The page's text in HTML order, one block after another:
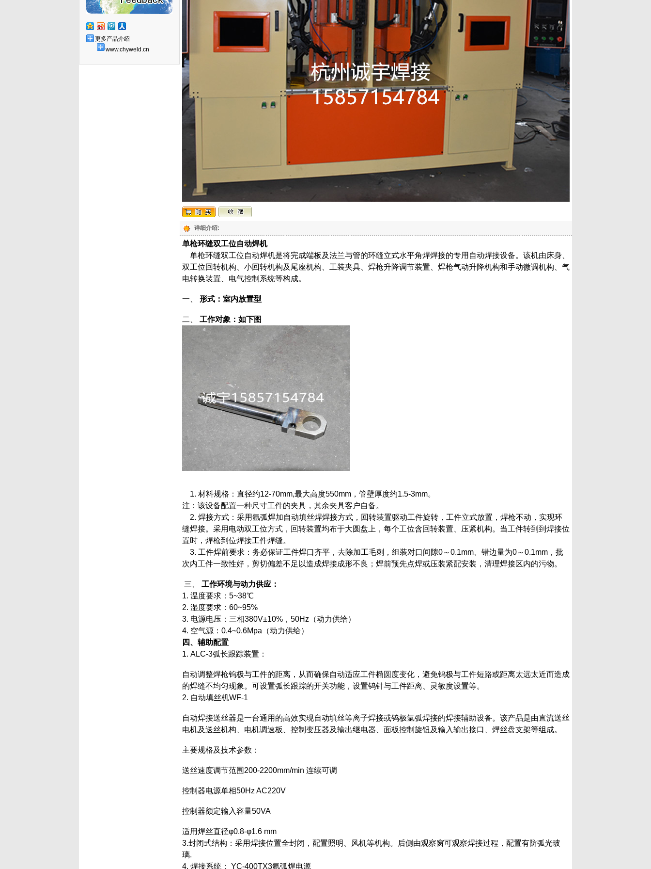
更多产品介绍
www.chyweld.cn
详细介绍:
单枪环缝双工位自动焊机
单枪环缝双工位自动焊机是将完成端板及法兰与管的环缝立式水平角焊焊接的专用自动焊接设备。该机由床身、
双工位回转机构、小回转机构及尾座机构、工装夹具、焊枪升降调节装置、焊枪气动升降机构和手动微调机构、气
电转换装置、电气控制系统等构成。
一、 形式：室内放置型
二、 工作对象： 如下图
1. 材料规格：直径约12-70mm,最大高度550mm，管壁厚度约1.5-3mm。
注：该设备配置一种尺寸工件的夹具，其余夹具客户自备。
2. 焊接方式：采用氩弧焊加自动填丝焊焊接方式，回转装置驱动工件旋转，工件立式放置，焊枪不动，实现环
缝焊接。采用电动双工位方式，回转装置均布于大圆盘上，每个工位含回转装置、压紧机构。当工件转到到焊接位
置时，焊枪到位焊接工件焊缝。
3. 工件焊前要求：务必保证工件焊口齐平，去除加工毛刺，组装对口间隙0～0.1mm、错边量为0～0.1mm，批
次内工件一致性好，剪切偏差不足以造成焊接成形不良；焊前预先点焊或压装紧配安装，清理焊接区内的污物。
三、 工作环境与动力供应：
1. 温度要求：5~38℃
2. 湿度要求：60~95%
3. 电源电压：三相380V±10%，50Hz（动力供给）
4. 空气源：0.4~0.6Mpa（动力供给）
四、辅助配置
1. ALC-3弧长跟踪装置：
自动调整焊枪钨极与工件的距离，从而确保自动适应工件椭圆度变化，避免钨极与工件短路或距离太远太近而造成
的焊缝不均匀现象。可设置弧长跟踪的开关功能，设置钨针与工件距离、灵敏度设置等。
2. 自动填丝机WF-1
自动焊接送丝器是一台通用的高效实现自动填丝等离子焊接或钨极氩弧焊接的焊接辅助设备。该产品是由直流送丝
电机及送丝机构、电机调速板、控制变压器及输出继电器、面板控制旋钮及输入输出接口、焊丝盘支架等组成。
主要规格及技术参数：
送丝速度调节范围200-2200mm/min 连续可调
控制器电源单相50Hz AC220V
控制器额定输入容量50VA
适用焊丝直径φ0.8-φ1.6 mm
3.封闭式结构：采用焊接位置全封闭，配置照明、风机等机构。后侧由观察窗可观察焊接过程，配置有防弧光玻
璃.
4. 焊接系统： YC-400TX3氩弧焊电源